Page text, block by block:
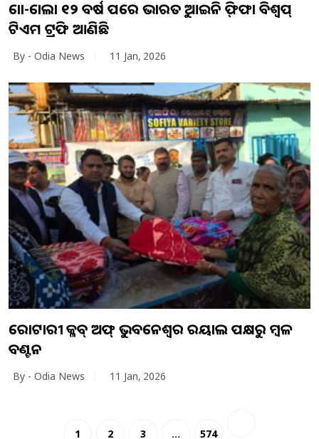
କୋକା-କୋଲା ୧୨ ବର୍ଷ ପରେ ଭାରତକୁ ଆଇକନିକ୍ ଫିଫା ବିଶ୍ୱକପ୍
ଟିଏମ ଟ୍ରଫି ଆଣିଛି
By - Odia News 11 Jan, 2026
ରୋଟାରୀ କ୍ଳବ୍ ଅଫ୍ ଭୁବନେଶ୍ୱର ରୟାଲ ପକ୍ଷରୁ କମ୍ବଳ
ବଣ୍ଟନ
By - Odia News 11 Jan, 2026
1 2 3 … 574